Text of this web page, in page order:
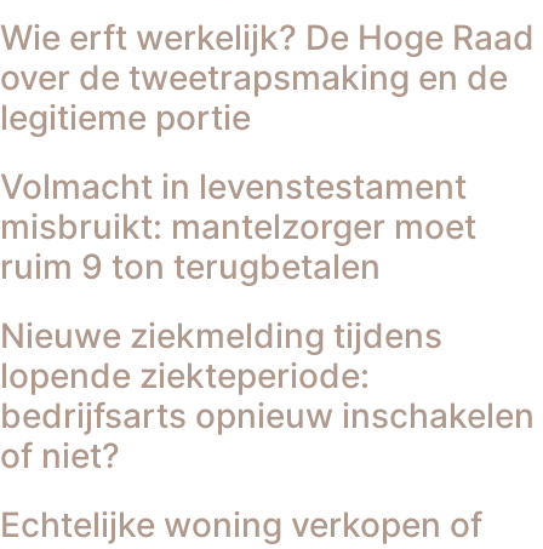
Wie erft werkelijk? De Hoge Raad
over de tweetrapsmaking en de
legitieme portie
Volmacht in levenstestament
misbruikt: mantelzorger moet
ruim 9 ton terugbetalen
Nieuwe ziekmelding tijdens
lopende ziekteperiode:
bedrijfsarts opnieuw inschakelen
of niet?
Echtelijke woning verkopen of